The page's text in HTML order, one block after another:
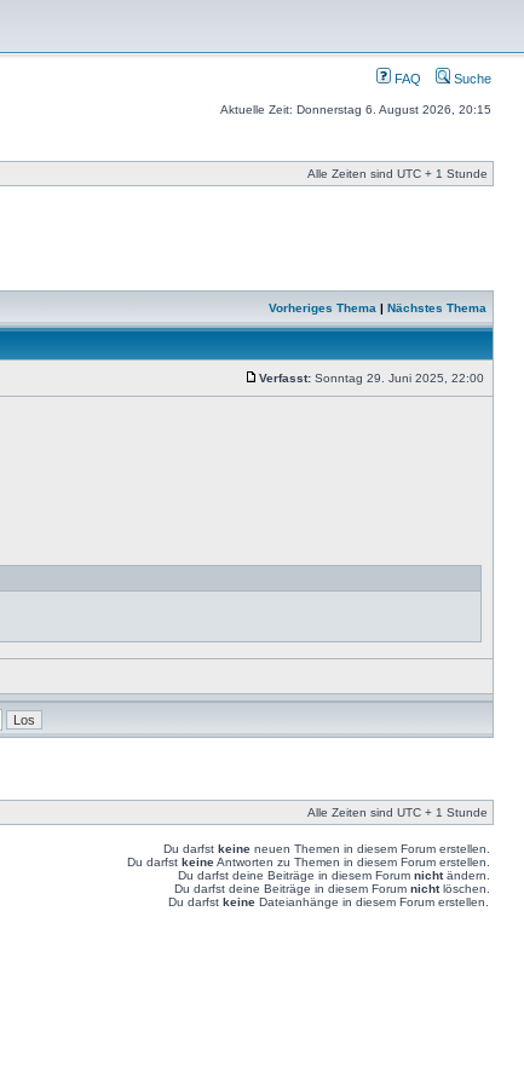
FAQ Suche
Aktuelle Zeit: Donnerstag 6. August 2026, 20:15
Alle Zeiten sind UTC + 1 Stunde
Vorheriges Thema | Nächstes Thema
Verfasst: Sonntag 29. Juni 2025, 22:00
Alle Zeiten sind UTC + 1 Stunde
Du darfst keine neuen Themen in diesem Forum erstellen.
Du darfst keineAntworten zu Themen in diesem Forum erstellen.
Du darfst deine Beiträge in diesem Forum nichtändern.
Du darfst deine Beiträge in diesem Forum nichtlöschen.
Du darfst keine Dateianhänge in diesem Forum erstellen.